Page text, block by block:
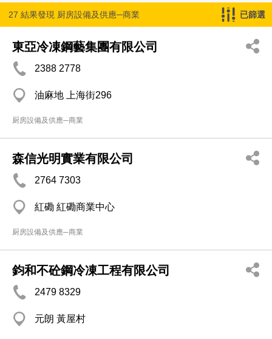
27 結果發現 厨房設備及供應─商業 已篩選
東亞冷凍鋼藝集團有限公司
2388 2778
油麻地 上海街296
厨房設備及供應─商業
森信光明實業有限公司
2764 7303
紅磡 紅磡商業中心
厨房設備及供應─商業
鈞和不砼鋼冷凍工程有限公司
2479 8329
元朗 黃屋村